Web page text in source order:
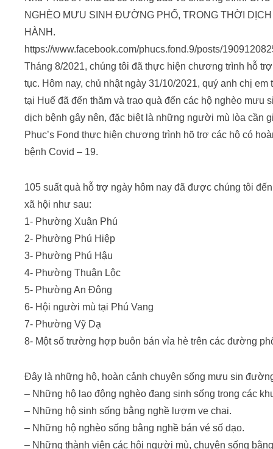
NGHÈO MƯU SINH ĐƯỜNG PHỐ, TRONG THỜI
HÀNH.
https://www.facebook.com/phucs.fond.9/posts/
Tháng 8/2021, chúng tôi đã thực hiện chương trình hỗ
tục. Hôm nay, chủ nhật ngày 31/10/2021, quý anh chị
tại Huế đã đến thăm và trao quà đến các hộ nghèo mưu
dịch bệnh gây nên, đặc biệt là những người mù lòa cần
Phuc’s Fond thực hiện chương trình hõ trợ các hộ có
bệnh Covid – 19.
105 suất quà hỗ trợ ngày hôm nay đã được chúng tôi
xã hội như sau:
1- Phường Xuân Phú
2- Phường Phú Hiệp
3- Phường Phú Hậu
4- Phường Thuận Lộc
5- Phường An Đông
6- Hội người mù tại Phú Vang
7- Phường Vỹ Dạ
8- Một số trường hợp buôn bán vỉa hè trên các đường
Đây là những hộ, hoàn cảnh chuyên sống mưu sin
– Những hộ lao động nghèo đang sinh sống trong các
– Những hộ sinh sống bằng nghề lượm ve chai.
– Những hộ nghèo sống bằng nghề bán vé số dạo.
– Những thành viên các hội người mù, chuyên sống